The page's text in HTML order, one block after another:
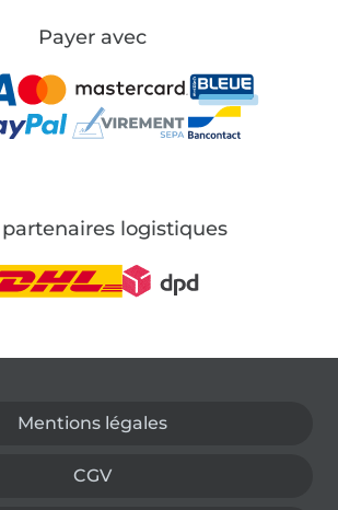
Payer avec
partenaires logistiques
Mentions légales
CGV